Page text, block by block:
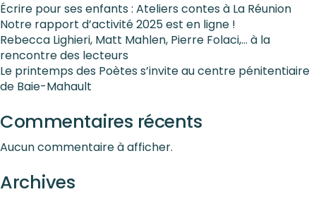
Écrire pour ses enfants : Ateliers contes à La Réunion
Notre rapport d’activité 2025 est en ligne !
Rebecca Lighieri, Matt Mahlen, Pierre Folaci,… à la
rencontre des lecteurs
Le printemps des Poètes s’invite au centre pénitentiaire
de Baie-Mahault
Commentaires récents
Aucun commentaire à afficher.
Archives